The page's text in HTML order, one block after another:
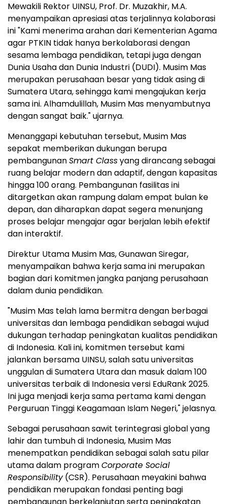
Mewakili Rektor UINSU, Prof. Dr. Muzakhir, M.A.
menyampaikan apresiasi atas terjalinnya kolaborasi
ini "Kami menerima arahan dari Kementerian Agama
agar PTKIN tidak hanya berkolaborasi dengan
sesama lembaga pendidikan, tetapi juga dengan
Dunia Usahadan Dunia Industri (DUDI). Musim Mas
merupakan perusahaan besar yang tidak asing di
Sumatera Utara, sehingga kami mengajukan kerja
sama ini. Alhamdulillah, Musim Mas menyambutnya
dengan sangat baik." ujarnya.
Menanggapi kebutuhan tersebut, Musim Mas
sepakat memberikan dukungan berupa
pembangunanSmart Classyang dirancang sebagai
ruang belajar modern dan adaptif, dengan kapasitas
hingga 100 orang. Pembangunan fasilitas ini
ditargetkan akan rampung dalam empat bulan ke
depan, dan diharapkan dapat segera menunjang
proses belajar mengajar agar berjalan lebih efektif
dan interaktif.
Direktur Utama Musim Mas,Gunawan Siregar,
menyampaikan bahwa kerja sama ini merupakan
bagian dari komitmen jangka panjang perusahaan
dalam dunia pendidikan.
"Musim Mas telah lama bermitra dengan berbagai
universitas dan lembaga pendidikan sebagai wujud
dukungan terhadap peningkatan kualitas pendidikan
di Indonesia. Kali ini, komitmen tersebut kami
jalankan bersama UINSU, salah satu universitas
unggulan di Sumatera Utara dan masuk dalam 100
universitas terbaik di Indonesiaversi EduRank 2025.
Ini juga menjadi kerja sama pertama kami dengan
Perguruan Tinggi Keagamaan Islam Negeri," jelasnya.
Sebagai perusahaan sawit terintegrasi global yang
lahir dan tumbuh di Indonesia, Musim Mas
menempatkan pendidikan sebagai salah satu pilar
utama dalam programCorporate Social
Responsibility(CSR). Perusahaan meyakini bahwa
pendidikan merupakan fondasi penting bagi